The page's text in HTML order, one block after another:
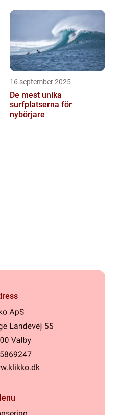
16 september 2025
De mest unika
surfplatserna för
nybörjare